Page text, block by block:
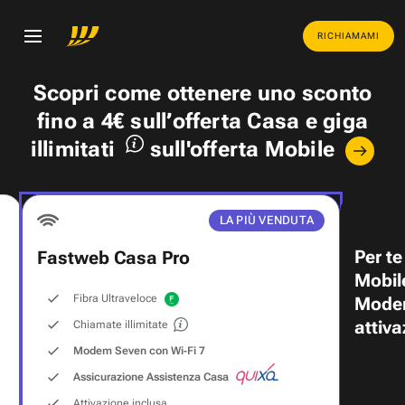
RICHIAMAMI
Scopri come ottenere uno sconto
fino a 4€ sull’offerta Casa egiga
illimitati
sull'offerta Mobile
LA PIÙ VENDUTA
Fastweb Casa Pro
Fibra Ultraveloce
Chiamate illimitate
Modem Seven con Wi‑Fi 7
Assicurazione Assistenza Casa
Per